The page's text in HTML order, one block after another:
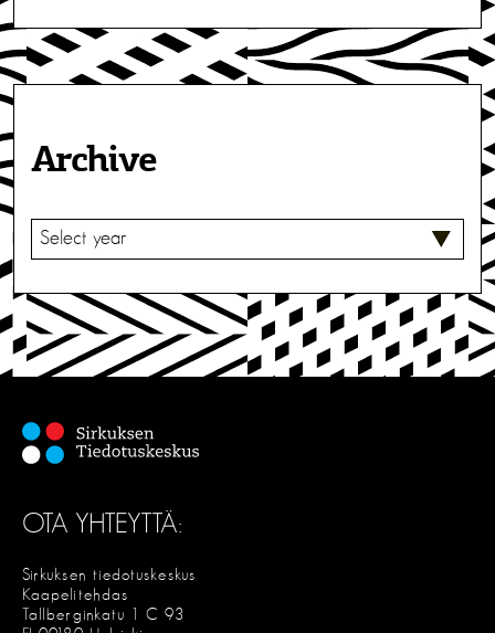
Archive
V
I
T
S
OTA YHTEYTTÄ:
Sirkuksen tiedotuskeskus
Kaapelitehdas
Tallberginkatu 1 C 93